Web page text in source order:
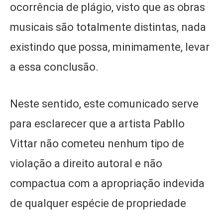
ocorrência de plágio, visto que as obras
musicais são totalmente distintas, nada
existindo que possa, minimamente, levar
a essa conclusão.
Neste sentido, este comunicado serve
para esclarecer que a artista Pabllo
Vittar não cometeu nenhum tipo de
violação a direito autoral e não
compactua com a apropriação indevida
de qualquer espécie de propriedade